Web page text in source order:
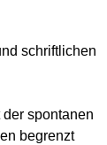
schriftlichen
spontanen
begrenzt